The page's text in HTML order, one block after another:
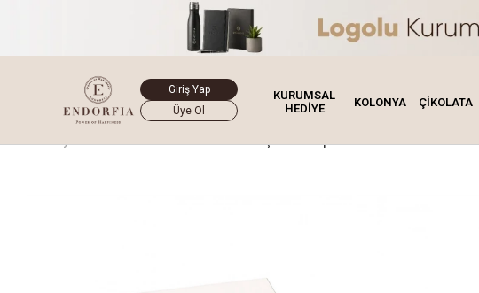
Giriş Yap
Üye Ol
KURUMSAL
HEDİYE
KOLONYA ÇİKOLATA